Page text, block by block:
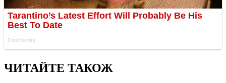
ЧИТАЙТЕ ТАКОЖ